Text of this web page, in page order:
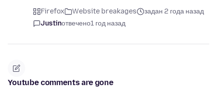
Firefox Website breakages
задан 2 года назад
Justinотвечено1 год назад
Youtube comments are gone